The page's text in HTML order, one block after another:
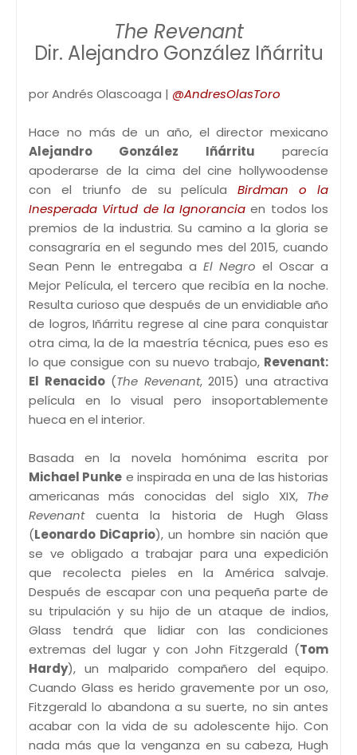
The Revenant
Dir. Alejandro González Iñárritu
por Andrés Olascoaga | @AndresOlasToro
Hace no más de un año, el director mexicano
Alejandro González Iñárritu parecía
apoderarse de la cima del cine hollywoodense
con el triunfo de su películaBirdman o la
Inesperada Virtud de la Ignorancia en todos los
premios de la industria. Su camino a la gloria se
consagraría en el segundo mes del 2015, cuando
Sean Penn le entregaba a El Negro el Oscar a
Mejor Película, el tercero que recibía en la noche.
Resulta curioso que después de un envidiable año
de logros, Iñárritu regrese al cine para conquistar
otra cima, la de la maestría técnica, pues eso es
lo que consigue con su nuevo trabajo, Revenant:
El Renacido(The Revenant, 2015) una atractiva
película en lo visual pero insoportablemente
hueca en el interior.
Basada en la novela homónima escrita por
Michael Punke e inspirada en una de las historias
americanas más conocidas del siglo XIX, The
Revenantcuenta la historia de Hugh Glass
(Leonardo DiCaprio), un hombre sin nación que
se ve obligado a trabajar para una expedición
que recolecta pieles en la América salvaje.
Después de escapar con una pequeña parte de
su tripulación y su hijo de un ataque de indios,
Glass tendrá que lidiar con las condiciones
extremas del lugar y con John Fitzgerald (Tom
Hardy), un malparido compañero del equipo.
Cuando Glass es herido gravemente por un oso,
Fitzgerald lo abandona a su suerte, no sin antes
acabar con la vida de su adolescente hijo. Con
nada más que la venganza en su cabeza, Hugh